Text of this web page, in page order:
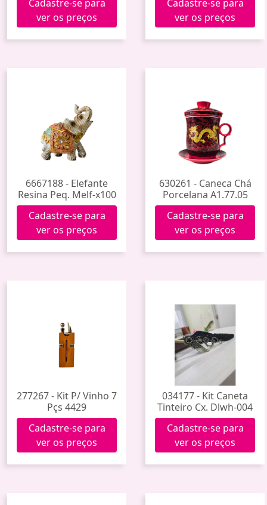
Cadastre-se para
ver os preços
Cadastre-se para
ver os preços
6667188 - Elefante
Resina Peq. Melf-x100
Cadastre-se para
ver os preços
630261 - Caneca Chá
Porcelana A1.77.05
Cadastre-se para
ver os preços
277267 - Kit P/ Vinho 7
Pçs 4429
Cadastre-se para
ver os preços
034177 - Kit Caneta
Tinteiro Cx. Dlwh-004
Cadastre-se para
ver os preços